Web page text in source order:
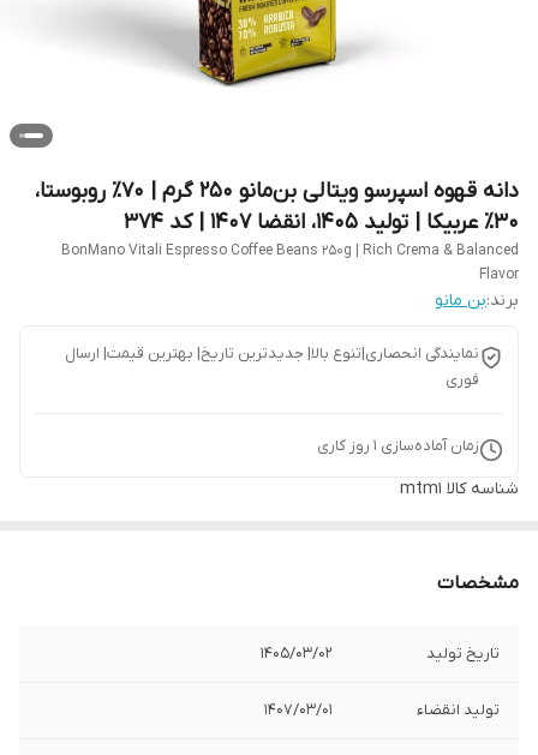
دانه قهوه اسپرسو ویتالی بن‌مانو 250 گرم | 70٪ روبوستا،
30٪ عربیکا | تولید 1405، انقضا 1407 | کد 374
BonMano Vitali Espresso Coffee Beans 250g | Rich Crema & Balanced
Flavor
برند:بن مانو
نمایندگی انحصاری|تنوع بالا| جدیدترین تاریخ| بهترین قیمت| ارسال
فوری
زمان آماده‌سازی 1 روز کاری
شناسه کالا mtm1
مشخصات
تاریخ تولید 1405/03/02
تولید انقضاء 1407/03/01